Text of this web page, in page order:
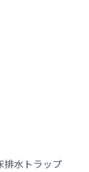
排水トラップ